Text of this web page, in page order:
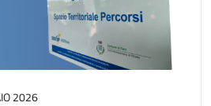
2026